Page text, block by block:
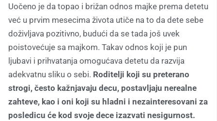
Uočeno je da topao i brižan odnos majke prema detetu
već u prvim mesecima života utiče na to da dete sebe
doživljava pozitivno, budući da se tada još uvek
poistovećuje sa majkom. Takav odnos koji je pun
ljubavi i prihvatanja omogućava detetu da razvija
adekvatnu sliku o sebi. Roditelji koji su preterano
strogi, često kažnjavaju decu, postavljaju nerealne
zahteve, kao i oni koji su hladni i nezainteresovani za
posledicu će kod svoje dece izazvati nesigurnost.